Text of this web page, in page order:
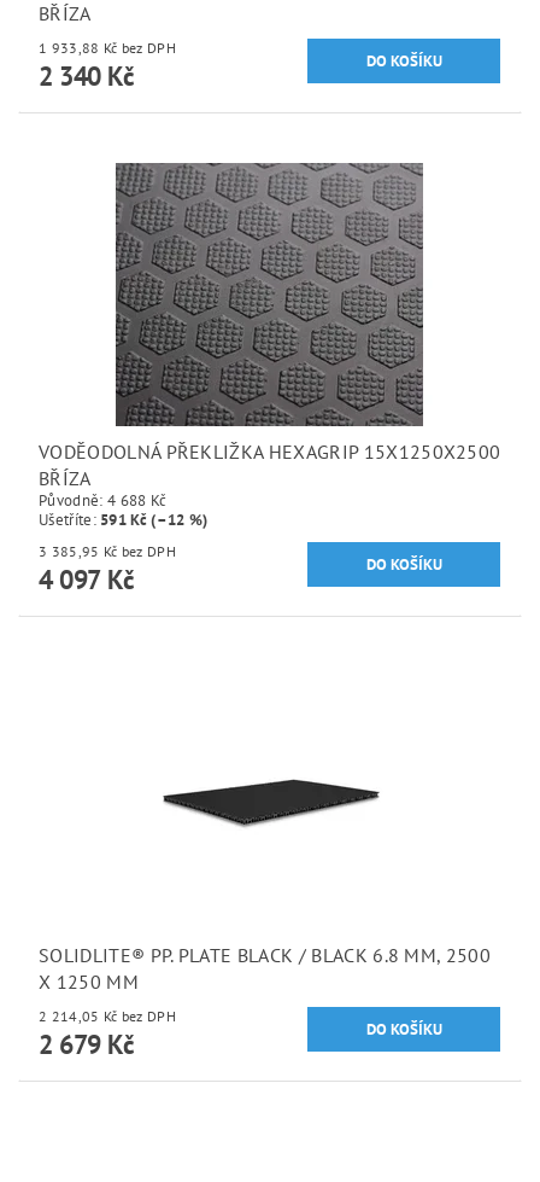
BŘÍZA
1 933,88 Kč bez DPH
2 340 Kč
VODĚODOLNÁ PŘEKLIŽKA HEXAGRIP 15X1250X2500
BŘÍZA
Původně: 4 688 Kč
Ušetříte: 591 Kč (–12 %)
3 385,95 Kč bez DPH
4 097 Kč
SOLIDLITE® PP. PLATE BLACK / BLACK 6.8 MM, 2500
X 1250 MM
2 214,05 Kč bez DPH
2 679 Kč